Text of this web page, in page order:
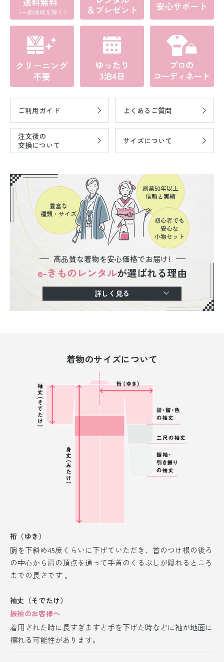
ご利用ガイド よくあるご質問
注文後の
交換について
サイズについて
高品質な着物を安心価格でお届け!
e-きものレンタルが選ばれる理由
詳しく見る
着物のサイズについて
裄（ゆき）
腕を下斜め45度くらいに下げていただき、首のつけ根の後ろ
の中心から肩の頂点を通って手首のくるぶしが隠れるところ
までの長さです 。
袖丈（そでたけ）
振袖のお客様へ
着用された時に長すぎますと手を下げた時などに袖が地面に
擦れる可能性があります。